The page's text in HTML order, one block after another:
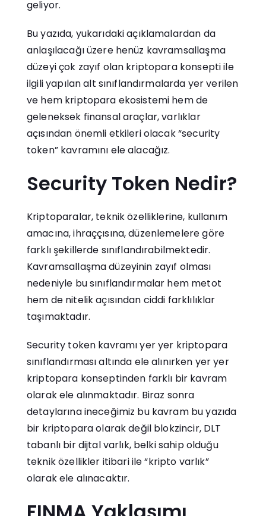
geliyor.
Bu yazıda, yukarıdaki açıklamalardan da
anlaşılacağı üzere henüz kavramsallaşma
düzeyi çok zayıf olan kriptopara konsepti ile
ilgili yapılan alt sınıflandırmalarda yer verilen
ve hem kriptopara ekosistemi hem de
geleneksek finansal araçlar, varlıklar
açısından önemli etkileri olacak “security
token” kavramını ele alacağız.
Security Token Nedir?
Kriptoparalar, teknik özelliklerine, kullanım
amacına, ihraççısına, düzenlemelere göre
farklı şekillerde sınıflandırabilmektedir.
Kavramsallaşma düzeyinin zayıf olması
nedeniyle bu sınıflandırmalar hem metot
hem de nitelik açısından ciddi farklılıklar
taşımaktadır.
Security token kavramı yer yer kriptopara
sınıflandırması altında ele alınırken yer yer
kriptopara konseptinden farklı bir kavram
olarak ele alınmaktadır. Biraz sonra
detaylarına ineceğimiz bu kavram bu yazıda
bir kriptopara olarak değil blokzincir, DLT
tabanlı bir dijtal varlık, belki sahip olduğu
teknik özellikler itibari ile “kripto varlık”
olarak ele alınacaktır.